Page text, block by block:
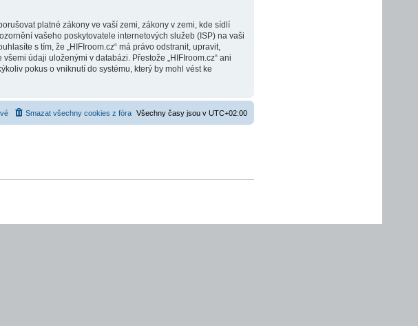
platné zákony ve vaší zemi, zákony v zemi, kde sídlí
vašeho poskytovatele internetových služeb (ISP) na vaši
s tím, že „HIFIroom.cz“ má právo odstranit, upravit,
údaji uloženými v databázi. Přestože „HIFIroom.cz“ ani
pokus o vniknutí do systému, který by mohl vést ke
Všechny časy jsou v UTC+02:00
Smazat všechny cookies z fóra